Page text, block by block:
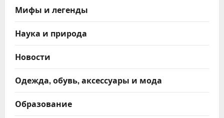
Мифы и легенды
Наука и природа
Новости
Одежда, обувь, аксессуары и мода
Образование